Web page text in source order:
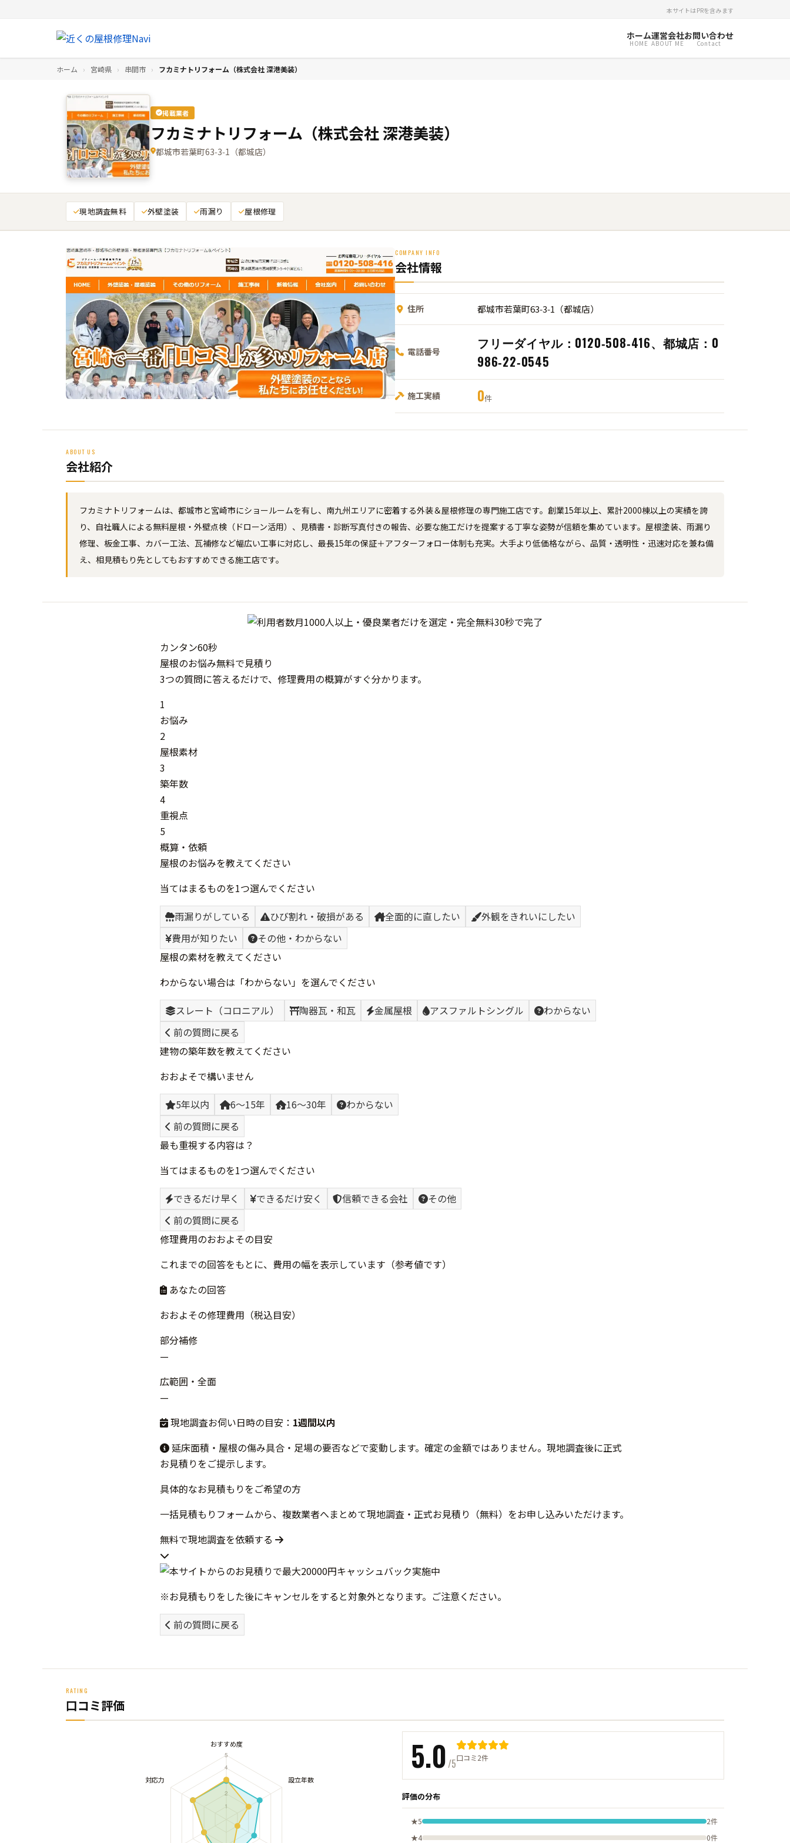
本サイトはPRを含みます
ホーム
HOME
運営会社
ABOUT ME
お問い合わせ
Contact
ホーム › 宮崎県 › 串間市 › フカミナトリフォーム（株式会社 深港美装）
掲載業者
フカミナトリフォーム（株式会社 深港美装）
都城市若葉町63‑3‑1（都城店）
現地調査無料 外壁塗装 雨漏り 屋根修理
COMPANY INFO
会社情報
住所 都城市若葉町63‑3‑1（都城店）
電話番号
フリーダイヤル：0120‑508‑416、都城店：0
986‑22‑0545
施工実績 0件
ABOUT US
会社紹介
フカミナトリフォームは、都城市と宮崎市にショールームを有し、南九州エリアに密着する外装＆屋根修理の専門施工店です。創業15年以上、累計2000棟以上の実績を誇
り、自社職人による無料屋根・外壁点検（ドローン活用）、見積書・診断写真付きの報告、必要な施工だけを提案する丁寧な姿勢が信頼を集めています。屋根塗装、雨漏り
修理、板金工事、カバー工法、瓦補修など幅広い工事に対応し、最長15年の保証＋アフターフォロー体制も充実。大手より低価格ながら、品質・透明性・迅速対応を兼ね備
え、相見積もり先としてもおすすめできる施工店です。
カンタン60秒
屋根のお悩み無料で見積り
3つの質問に答えるだけで、修理費用の概算がすぐ分かります。
1
お悩み
2
屋根素材
3
築年数
4
重視点
5
概算・依頼
屋根のお悩みを教えてください
当てはまるものを1つ選んでください
雨漏りがしている
ひび割れ・破損がある 全面的に直したい
外観をきれいにしたい
費用が知りたい
その他・わからない
屋根の素材を教えてください
わからない場合は「わからない」を選んでください
スレート（コロニアル）
陶器瓦・和瓦 金属屋根 アスファルトシングル
わからない
前の質問に戻る
建物の築年数を教えてください
おおよそで構いません
5年以内
6〜15年 16〜30年
わからない
前の質問に戻る
最も重視する内容は？
当てはまるものを1つ選んでください
できるだけ早く
できるだけ安く 信頼できる会社
その他
前の質問に戻る
修理費用のおおよその目安
これまでの回答をもとに、費用の幅を表示しています（参考値です）
あなたの回答
おおよその修理費用（税込目安）
部分補修
—
広範囲・全面
—
現地調査お伺い日時の目安： 1週間以内
延床面積・屋根の傷み具合・足場の要否などで変動します。確定の金額ではありません。現地調査後に正式
お見積りをご提示します。
具体的なお見積もりをご希望の方
一括見積もりフォームから、複数業者へまとめて現地調査・正式お見積り（無料）をお申し込みいただけます。
無料で現地調査を依頼する
※お見積もりをした後にキャンセルをすると対象外となります。ご注意ください。
前の質問に戻る
RATING
口コミ評価
5.0/5口コミ2件
評価の分布
★5
2件
★4
0件